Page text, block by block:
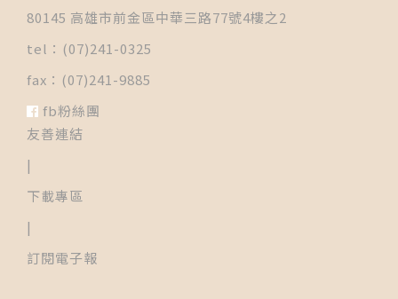
80145 高雄市前金區中華三路77號4樓之2
tel：(07)241-0325
fax：(07)241-9885
fb粉絲團
友善連結
|
下載專區
|
訂閱電子報